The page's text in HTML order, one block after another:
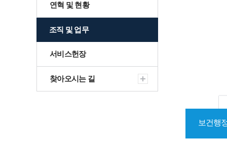
연혁 및 현황
조직 및 업무
서비스헌장
찾아오시는 길
보건행